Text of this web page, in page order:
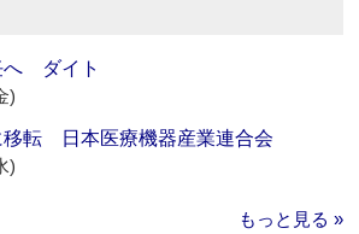
へ ダイト
)
移転 日本医療機器産業連合会
)
もっと見る »